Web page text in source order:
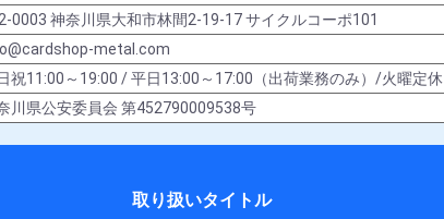
0003 神奈川県大和市林間2-19-17 サイクルコーポ101
metal.com
祝11:00～19:00 / 平日13:00～17:00（出荷業務のみ）/火曜定休
川県公安委員会 第452790009538号
取り扱いタイトル